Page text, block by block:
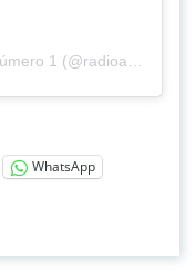
WhatsApp